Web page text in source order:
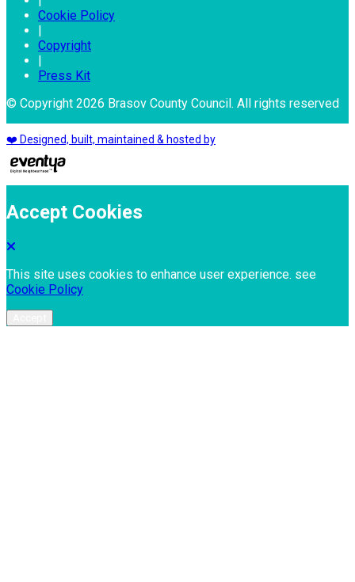
Cookie Policy
Copyright
Press Kit
© Copyright 2026 Brasov County Council. All rights reserved
❤️ Designed, built, maintained & hosted by
Accept Cookies
This site uses cookies to enhance user experience. see
Cookie Policy